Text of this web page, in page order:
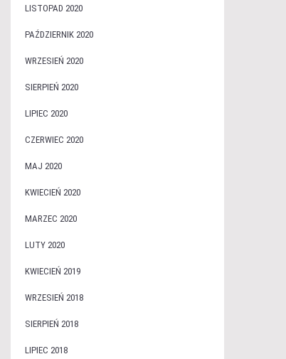
LISTOPAD 2020
PAŹDZIERNIK 2020
WRZESIEŃ 2020
SIERPIEŃ 2020
LIPIEC 2020
CZERWIEC 2020
MAJ 2020
KWIECIEŃ 2020
MARZEC 2020
LUTY 2020
KWIECIEŃ 2019
WRZESIEŃ 2018
SIERPIEŃ 2018
LIPIEC 2018